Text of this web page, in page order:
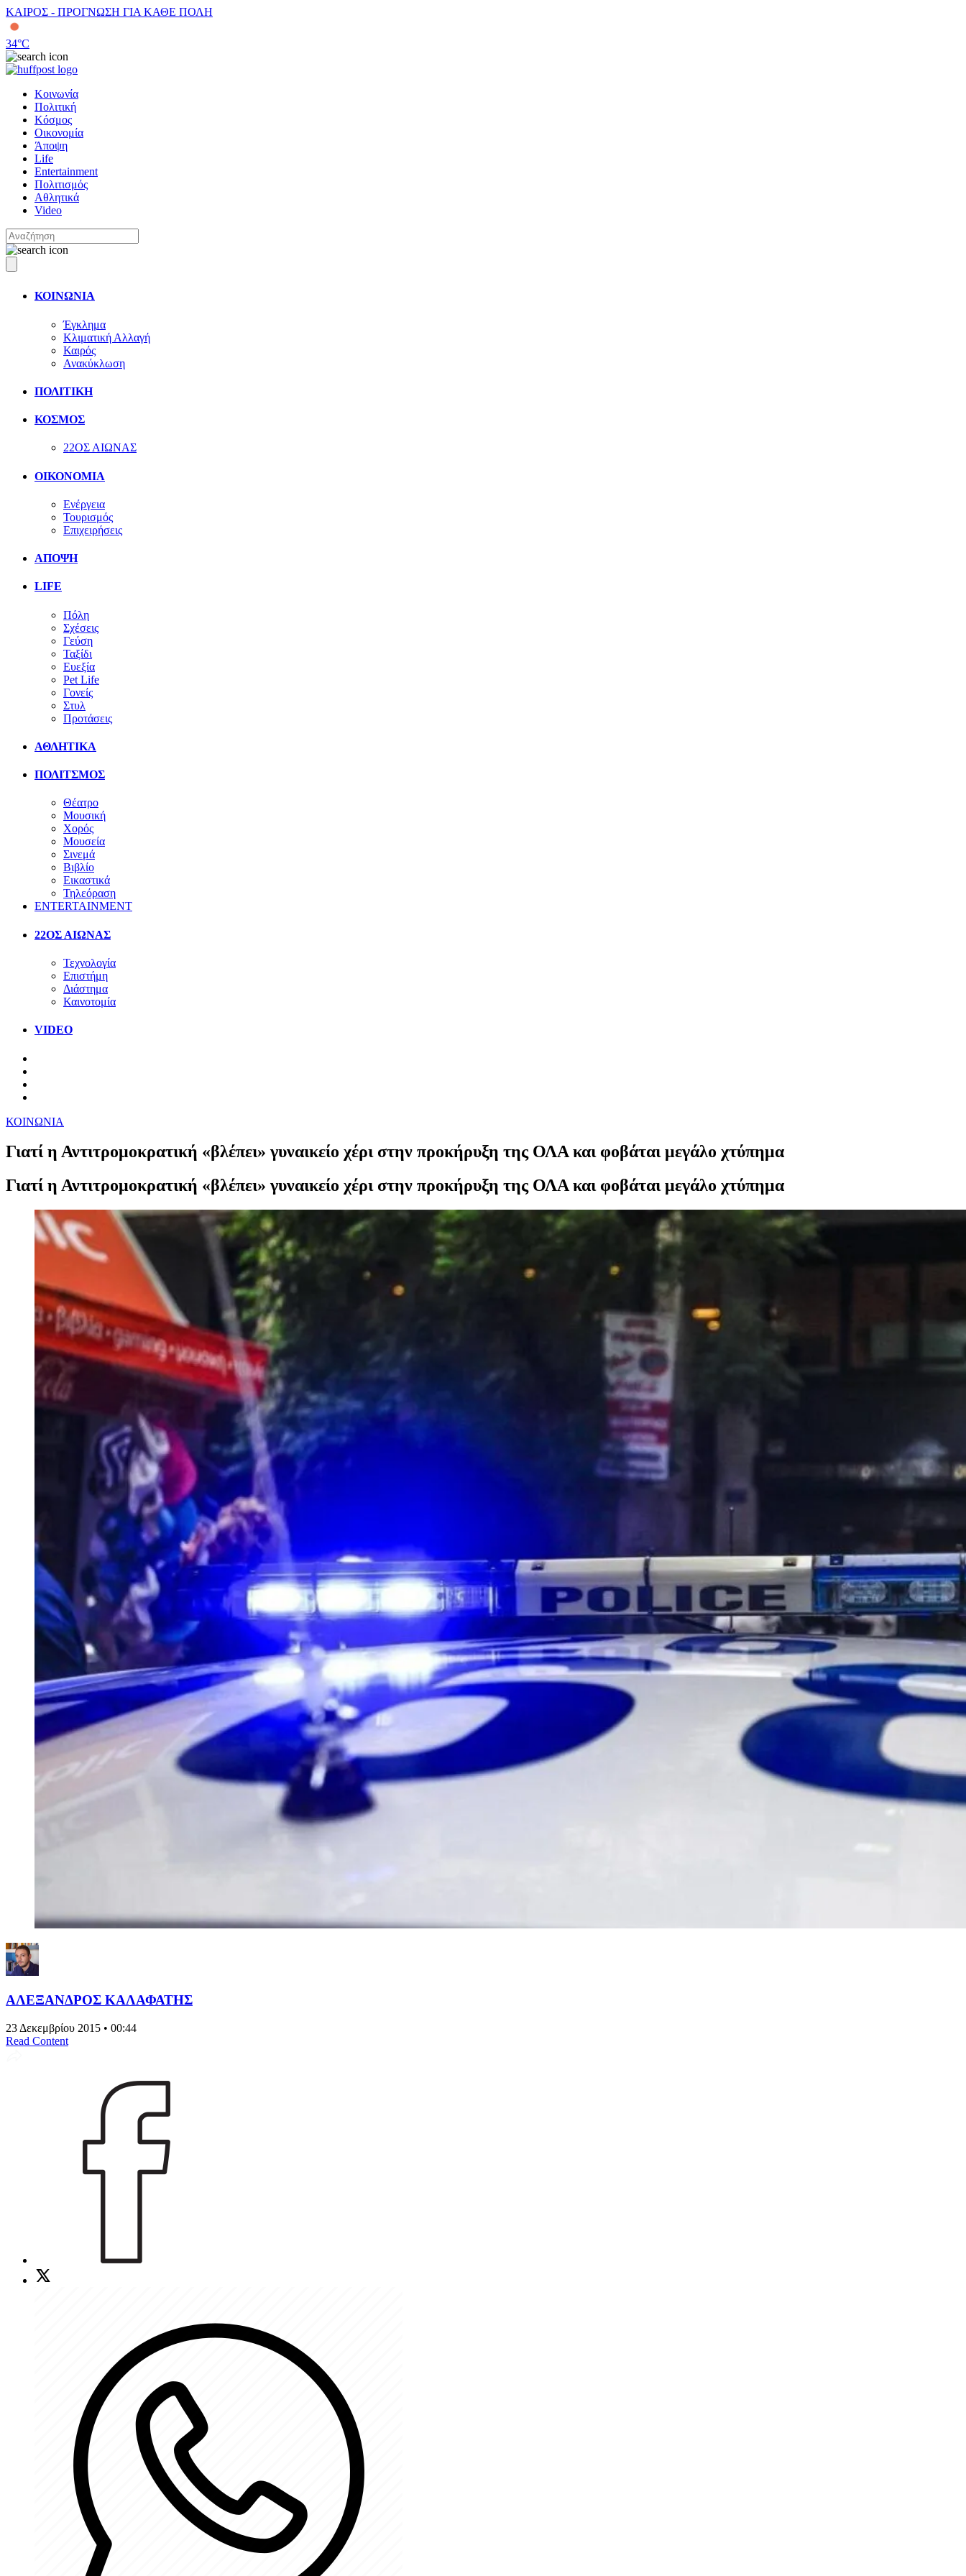
ΚΑΙΡΟΣ - ΠΡΟΓΝΩΣΗ ΓΙΑ ΚΑΘΕ ΠΟΛΗ
34°C
Κοινωνία
Πολιτική
Κόσμος
Οικονομία
Άποψη
Life
Entertainment
Πολιτισμός
Αθλητικά
Video
ΚΟΙΝΩΝΙΑ
Έγκλημα
Κλιματική Αλλαγή
Καιρός
Ανακύκλωση
ΠΟΛΙΤΙΚΗ
ΚΟΣΜΟΣ
22ΟΣ ΑΙΩΝΑΣ
ΟΙΚΟΝΟΜΙΑ
Ενέργεια
Τουρισμός
Επιχειρήσεις
ΑΠΟΨΗ
LIFE
Πόλη
Σχέσεις
Γεύση
Ταξίδι
Ευεξία
Pet Life
Γονείς
Στυλ
Προτάσεις
ΑΘΛΗΤΙΚΑ
ΠΟΛΙΤΣΜΟΣ
Θέατρο
Μουσική
Χορός
Μουσεία
Σινεμά
Βιβλίο
Εικαστικά
Τηλεόραση
ENTERTAINMENT
22ΟΣ ΑΙΩΝΑΣ
Τεχνολογία
Επιστήμη
Διάστημα
Καινοτομία
VIDEO
ΚΟΙΝΩΝΙΑ
Γιατί η Αντιτρομοκρατική «βλέπει» γυναικείο χέρι στην προκήρυξη της ΟΛΑ και φοβάται μεγάλο χτύπημα
Γιατί η Αντιτρομοκρατική «βλέπει» γυναικείο χέρι στην προκήρυξη της ΟΛΑ και φοβάται μεγάλο χτύπημα
ΑΛΕΞΑΝΔΡΟΣ ΚΑΛΑΦΑΤΗΣ
23 Δεκεμβρίου 2015 • 00:44
Read Content